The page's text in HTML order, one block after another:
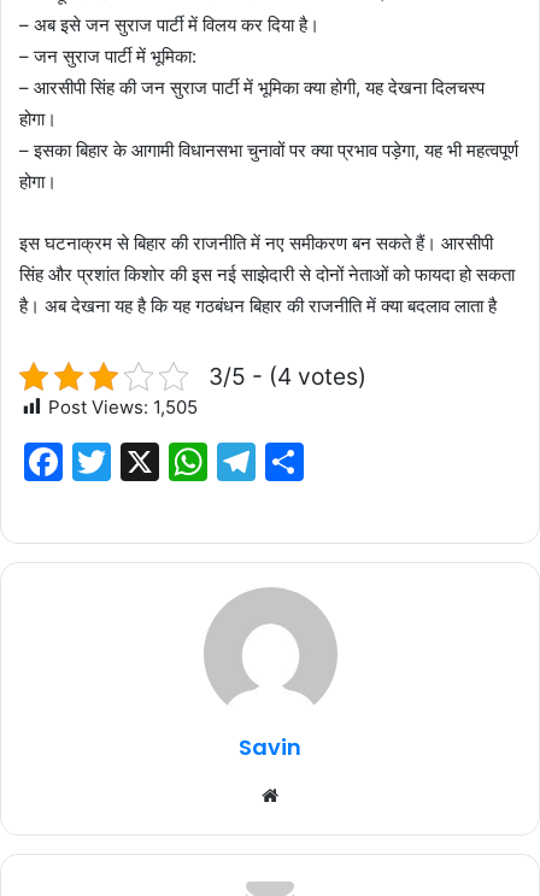
– अब इसे जन सुराज पार्टी में विलय कर दिया है।
– जन सुराज पार्टी में भूमिका:
– आरसीपी सिंह की जन सुराज पार्टी में भूमिका क्या होगी, यह देखना दिलचस्प
होगा।
– इसका बिहार के आगामी विधानसभा चुनावों पर क्या प्रभाव पड़ेगा, यह भी महत्वपूर्ण
होगा।
इस घटनाक्रम से बिहार की राजनीति में नए समीकरण बन सकते हैं। आरसीपी
सिंह और प्रशांत किशोर की इस नई साझेदारी से दोनों नेताओं को फायदा हो सकता
है। अब देखना यह है कि यह गठबंधन बिहार की राजनीति में क्या बदलाव लाता है
3/5 - (4 votes)
Post Views: 1,505
F
c
e
T
it
te
X
W
at
s
A
p
T
e
g
ra
ar
e
Savin